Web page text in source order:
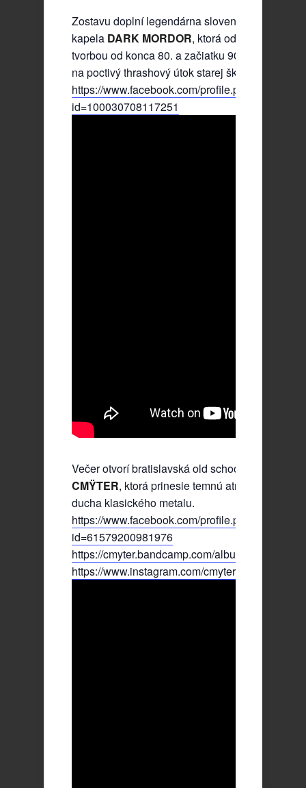
Zostavu doplní legendárna slovenská Thrash
kapela DARK MORDOR, ktorá odohrá prierez
tvorbou od konca 80. a začiatku 90. rokov.
na poctivý thrashový útok starej školy!
https://www.facebook.com/profile.php?
id=100030708117251
Večer otvorí bratislavská old school Heavy
CMŸTER, ktorá prinesie temnú atmosféru, ostré
ducha klasického metalu.
https://www.facebook.com/profile.php?
id=61579200981976
https://cmyter.bandcamp.com/album/ave-lucifer
https://www.instagram.com/cmyter/